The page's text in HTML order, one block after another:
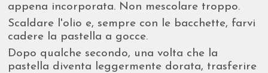
appena incorporata. Non mescolare troppo.
Scaldare l'olio e, sempre con le bacchette, farvi
cadere la pastella a gocce.
Dopo qualche secondo, una volta che la
pastella diventa leggermente dorata, trasferire